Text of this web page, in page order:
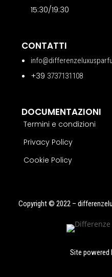
15:30/19:30
CONTATTI
+39 3737131108
DOCUMENTAZIONI
Termini e condizioni
Privacy Policy
Cookie Policy
Copyright © 2022 –
Site powered